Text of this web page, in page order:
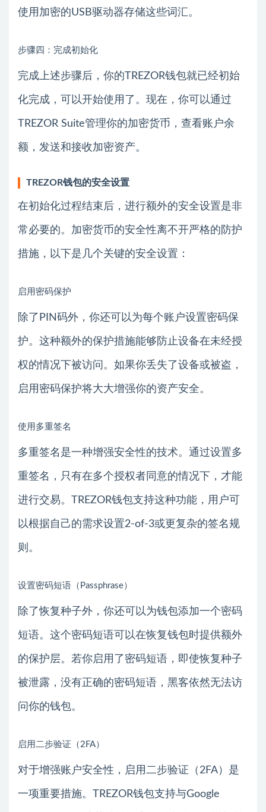
使用加密的USB驱动器存储这些词汇。
步骤四：完成初始化
完成上述步骤后，你的TREZOR钱包就已经初始
化完成，可以开始使用了。现在，你可以通过
TREZOR Suite管理你的加密货币，查看账户余
额，发送和接收加密资产。
TREZOR钱包的安全设置
在初始化过程结束后，进行额外的安全设置是非
常必要的。加密货币的安全性离不开严格的防护
措施，以下是几个关键的安全设置：
启用密码保护
除了PIN码外，你还可以为每个账户设置密码保
护。这种额外的保护措施能够防止设备在未经授
权的情况下被访问。如果你丢失了设备或被盗，
启用密码保护将大大增强你的资产安全。
使用多重签名
多重签名是一种增强安全性的技术。通过设置多
重签名，只有在多个授权者同意的情况下，才能
进行交易。TREZOR钱包支持这种功能，用户可
以根据自己的需求设置2-of-3或更复杂的签名规
则。
设置密码短语（Passphrase）
除了恢复种子外，你还可以为钱包添加一个密码
短语。这个密码短语可以在恢复钱包时提供额外
的保护层。若你启用了密码短语，即使恢复种子
被泄露，没有正确的密码短语，黑客依然无法访
问你的钱包。
启用二步验证（2FA）
对于增强账户安全性，启用二步验证（2FA）是
一项重要措施。TREZOR钱包支持与Google